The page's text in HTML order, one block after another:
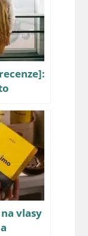
vlasy